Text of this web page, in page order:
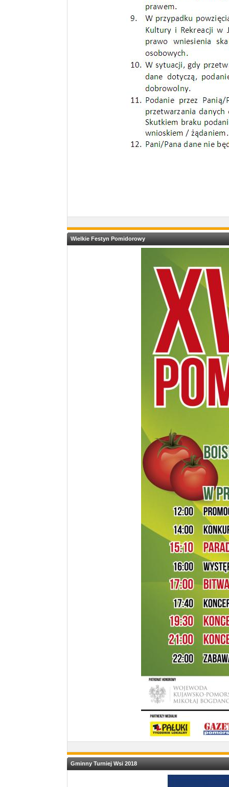
Wielkie Festyn Pomidorowy
Gminny Turniej Wsi 2018